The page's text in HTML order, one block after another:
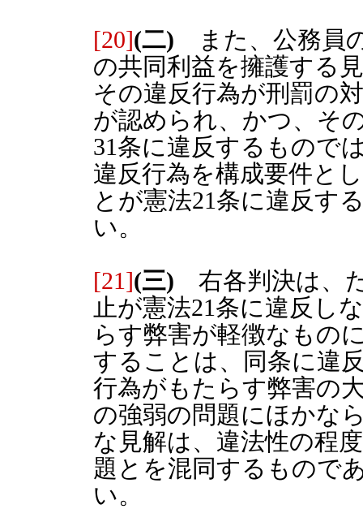
[20](二) また、公務員
の共同利益を擁護する
その違反行為が刑罰の
が認められ、かつ、そ
31条に違反するもので
違反行為を構成要件と
とが憲法21条に違反す
い。
[21](三) 右各判決は、
止が憲法21条に違反し
らす弊害が軽徴なもの
することは、同条に違
行為がもたらす弊害の
の強弱の問題にほかな
な見解は、違法性の程
題とを混同するもので
い。